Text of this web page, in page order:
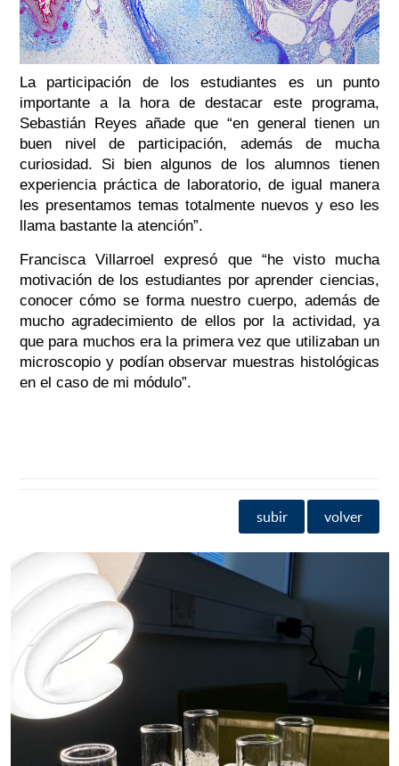
La participación de los estudiantes es un punto
importante a la hora de destacar este programa,
Sebastián Reyes añade que “en general tienen un
buen nivel de participación, además de mucha
curiosidad. Si bien algunos de los alumnos tienen
experiencia práctica de laboratorio, de igual manera
les presentamos temas totalmente nuevos y eso les
llama bastante la atención”.
Francisca Villarroel expresó que “he visto mucha
motivación de los estudiantes por aprender ciencias,
conocer cómo se forma nuestro cuerpo, además de
mucho agradecimiento de ellos por la actividad, ya
que para muchos era la primera vez que utilizaban un
microscopio y podían observar muestras histológicas
en el caso de mi módulo”.
subir volver